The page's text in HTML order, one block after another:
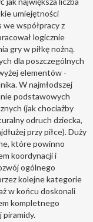
umiejętności
we współpracy z
logicznie
gry w piłkę nożną.
dla poszczególnych
elementów -
W najmłodszej
podstawowych
(jak chociażby
odruch dziecka,
przy piłce). Duży
które powinno
koordynacji i
ogólnego
kolejne kategorie
w końcu doskonali
kompletnego
piramidy.